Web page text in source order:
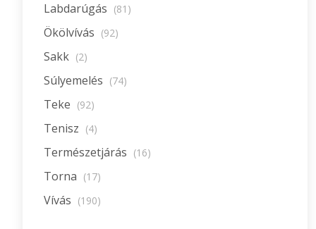
Labdarúgás (81)
Ökölvívás (92)
Sakk (2)
Súlyemelés (74)
Teke (92)
Tenisz (4)
Természetjárás (16)
Torna (17)
Vívás (190)